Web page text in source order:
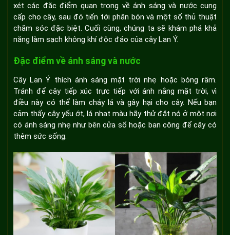
xét các đặc điểm quan trọng về ánh sáng và nước cung
cấp cho cây, sau đó tiến tới phân bón và một số thủ thuật
chăm sóc đặc biệt. Cuối cùng, chúng ta sẽ khám phá khả
năng làm sạch không khí độc đáo của cây Lan Ý.
Đặc điểm về ánh sáng và nước
Cây Lan Ý thích ánh sáng mặt trời nhẹ hoặc bóng râm.
Tránh để cây tiếp xúc trực tiếp với ánh nắng mặt trời, vì
điều này có thể làm cháy lá và gây hại cho cây. Nếu bạn
cảm thấy cây yếu ớt, lá nhạt màu hãy thử đặt nó ở một nơi
có ánh sáng nhẹ như bên cửa sổ hoặc ban công để cây có
thêm sức sống.